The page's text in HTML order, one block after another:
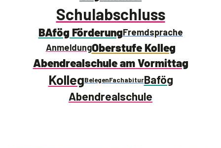
Schulabschluss
BAfög FörderungFremdsprache
AnmeldungOberstufe Kolleg
Abendrealschule am Vormittag
KollegBelegenFachabiturBafög
Abendrealschule